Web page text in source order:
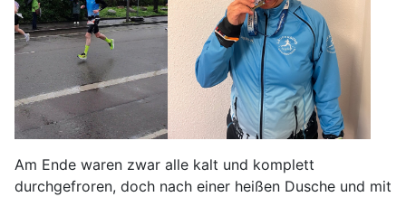
Am Ende waren zwar alle kalt und komplett
durchgefroren, doch nach einer heißen Dusche und mit